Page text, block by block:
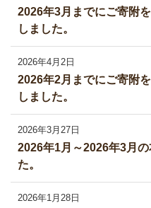
2026年3月までにご寄附
しました。
2026年4月2日
2026年2月までにご寄附
しました。
2026年3月27日
2026年1月～2026年3月
た。
2026年1月28日